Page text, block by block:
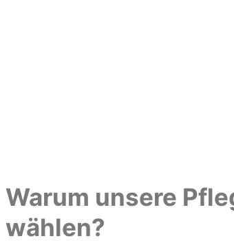
Warum unsere
wählen?